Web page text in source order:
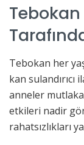
Tebokan her
kan
anneler
etkileri nadir
rahatsızlıkları